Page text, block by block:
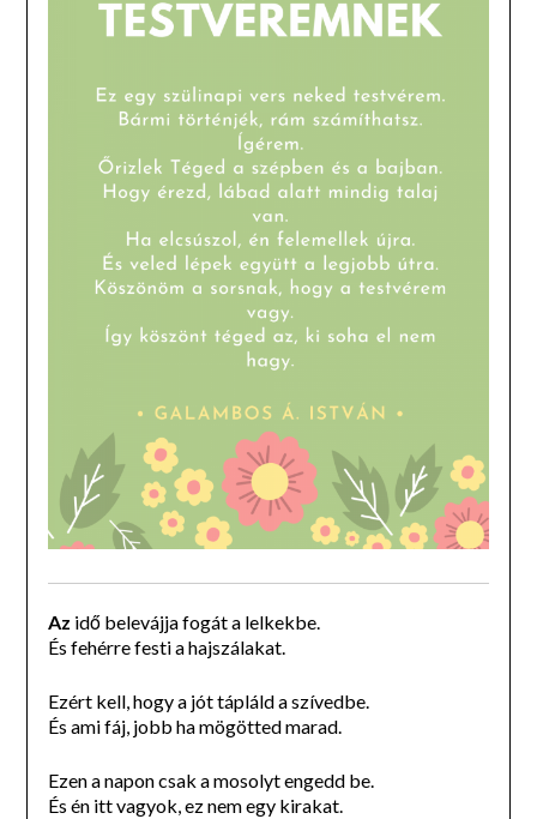
Az idő belevájja fogát a lelkekbe.
És fehérre festi a hajszálakat.
Ezért kell, hogy a jót tápláld a szívedbe.
És ami fáj, jobb ha mögötted marad.
Ezen a napon csak a mosolyt engedd be.
És én itt vagyok, ez nem egy kirakat.